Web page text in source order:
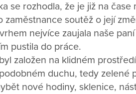
se rozhodla, že je již na
zaměstnance soutěž o její
nejvíce zaujala naše
pustila do práce.
založen na klidném
duchu, tedy zelené
nové hodiny, sklenice,